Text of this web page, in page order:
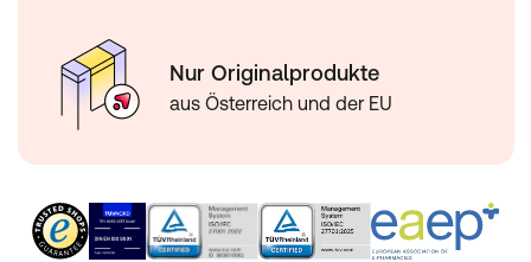
Nur Originalprodukte
aus Österreich und der EU